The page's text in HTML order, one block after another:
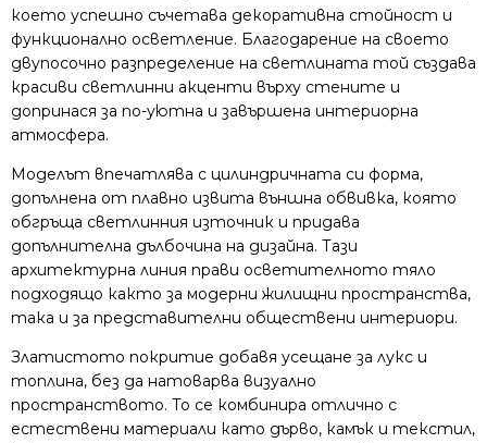
което успешно съчетава декоративна стойност и
функционално осветление. Благодарение на своето
двупосочно разпределение на светлината той създава
красиви светлинни акценти върху стените и
допринася за по-уютна и завършена интериорна
атмосфера.
Моделът впечатлява с цилиндричната си форма,
допълнена от плавно извита външна обвивка, която
обгръща светлинния източник и придава
допълнителна дълбочина на дизайна. Тази
архитектурна линия прави осветителното тяло
подходящо както за модерни жилищни пространства,
така и за представителни обществени интериори.
Златистото покритие добавя усещане за лукс и
топлина, без да натоварва визуално
пространството. То се комбинира отлично с
естествени материали като дърво, камък и текстил,